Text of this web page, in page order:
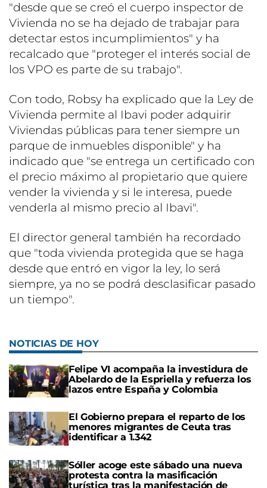
"desde que se creó el cuerpo inspector de
Vivienda no se ha dejado de trabajar para
detectar estos incumplimientos" y ha
recalcado que "proteger el interés social de
los VPO es parte de su trabajo".
Con todo, Robsy ha explicado que la Ley de
Vivienda permite al Ibavi poder adquirir
Viviendas públicas para tener siempre un
parque de inmuebles disponible" y ha
indicado que "se entrega un certificado con
el precio máximo al propietario que quiere
vender la vivienda y si le interesa, puede
venderla al mismo precio al Ibavi".
El director general también ha recordado
que "toda vivienda protegida que se haga
desde que entró en vigor la ley, lo será
siempre, ya no se podrá desclasificar pasado
un tiempo".
NOTICIAS DE HOY
Felipe VI acompaña la investidura de
Abelardo de la Espriella y refuerza los
lazos entre España y Colombia
El Gobierno prepara el reparto de los
menores migrantes de Ceuta tras
identificar a 1.342
Sóller acoge este sábado una nueva
protesta contra la masificación
turística tras la manifestación de